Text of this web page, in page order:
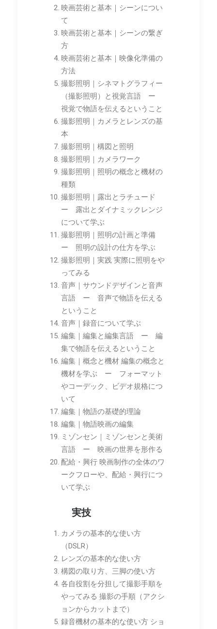
映画芸術と基本｜シーンについ
て
映画芸術と基本｜シーンの繋ぎ
方
映画芸術と基本｜映像化準備の
方法
撮影照明｜シネマトグラフィー
（撮影照明）と視覚言語 ー
視覚で物語を伝えるということ
撮影照明｜カメラとレンズの基
本
撮影照明｜構図と照明
撮影照明｜カメラワーク
撮影照明｜照明の概念と機材の
種類
撮影照明｜露出とラチュード
ー 露出とダイナミックレンジ
について学ぶ
撮影照明｜照明の計画と準備
ー 照明の設計の仕方を学ぶ
撮影照明｜実践 実際に照明をや
ってみる
音声｜サウンドデザインと音声
言語 ー 音声で物語を伝える
ということ
音声｜録音について学ぶ
編集｜編集と編集言語 ー 編
集で物語を伝えるということ
編集｜概念と機材 編集の概念と
機材を学ぶ ー フォーマット
やコーデック、ビデオ規格につ
いて
編集｜物語の基礎的理論
編集｜物語映画の編集
ミゾンセン｜ミゾンセンと美術
言語 ー 映画の世界を形作る
配給・興行 映画制作の全体のワ
ークフローや、配給・興行につ
いて学ぶ
実技
カメラの基本的な使い方
（DSLR）
レンズの基本的な使い方
構図の取り方、三脚の使い方
各自役割を分担して撮影手順を
やってみる 撮影の手順（アクシ
ョンからカットまで）
録音機材の基本的な使い方 ショ